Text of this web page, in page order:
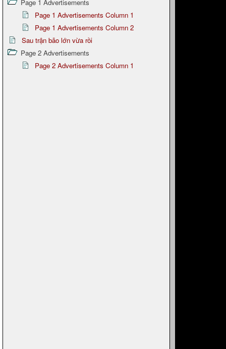
Page 1 Advertisements
Page 1 Advertisements Column 1
Page 1 Advertisements Column 2
Sau trận bão lớn vừa rồi
Page 2 Advertisements
Page 2 Advertisements Column 1